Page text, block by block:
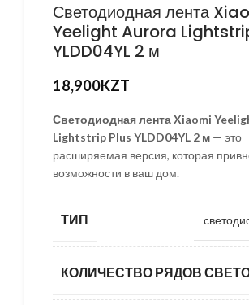
Светодиодная лента
Yeelight Aurora
YLDD04YL 2 м
18,900KZT
Светодиодная лента Xiaomi
Lightstrip Plus YLDD04YL 2 м — это
расширяемая версия, которая
возможности в ваш дом.
ТИП
КОЛИЧЕСТВО РЯДОВ